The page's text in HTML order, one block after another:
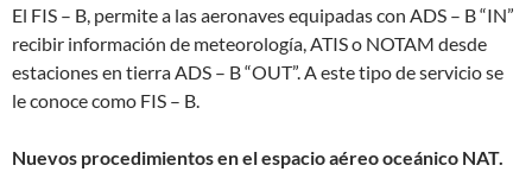
El FIS – B, permite a las aeronaves equipadas con ADS – B “IN”
recibir información de meteorología, ATIS o NOTAM desde
estaciones en tierra ADS – B “OUT”. A este tipo de servicio se
le conoce como FIS – B.
Nuevos procedimientos en el espacio aéreo oceánico NAT.